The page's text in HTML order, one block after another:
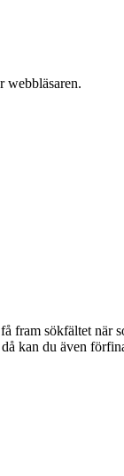
webbläsaren.
fram sökfältet när
kan du även